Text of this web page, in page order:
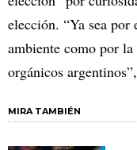
elección. “Ya sea
ambiente como por
orgánicos
MIRA TAMBIÉN